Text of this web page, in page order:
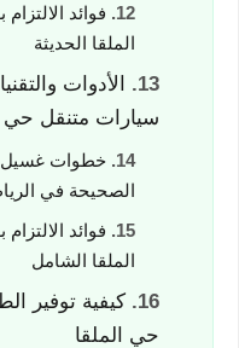
فوائد
الملقا الحديثة
الأدوات
سيارات متنقل حي
خطوات غسيل
الصحيحة في
فوائد
الملقا الشامل
كيفية توفير
حي الملقا